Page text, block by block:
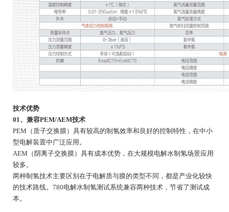
技术优势
01、兼容PEM/AEM技术
PEM（质子交换膜）具有较高的制氢效率和良好的控制特性，在中小
型电解装置中广泛应用。
AEM（阴离子交换膜）具有成本优势，在大规模电解水制氢场景应用
较多。
两种制氢技术主要区别在于电解质与膜的类型不同，都是产业化较快
的技术路线。780电解水制氢测试系统兼容两种技术，节省了测试成
本。